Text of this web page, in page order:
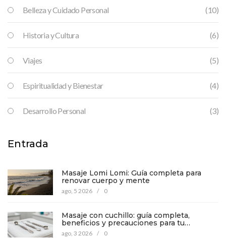
Belleza y Cuidado Personal (10)
Historia y Cultura (6)
Viajes (5)
Espiritualidad y Bienestar (4)
Desarrollo Personal (3)
Entrada
Masaje Lomi Lomi: Guía completa para
renovar cuerpo y mente
ago, 5 2026 / 0
Masaje con cuchillo: guía completa,
beneficios y precauciones para tu
bienestar
ago, 3 2026 / 0